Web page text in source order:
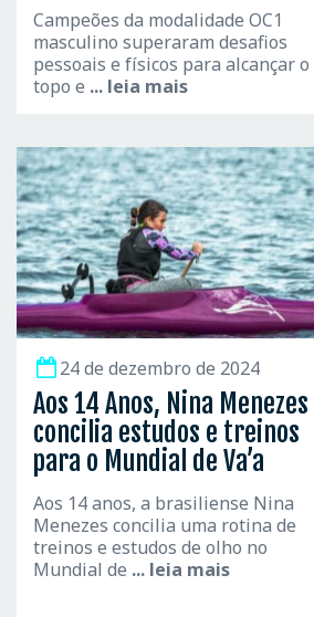
Campeões da modalidade OC1
masculino superaram desafios
pessoais e físicos para alcançar o
topo e ... leia mais
24 de dezembro de 2024
Aos 14 Anos, Nina Menezes
concilia estudos e treinos
para o Mundial de Va’a
Aos 14 anos, a brasiliense Nina
Menezes concilia uma rotina de
treinos e estudos de olho no
Mundial de ... leia mais